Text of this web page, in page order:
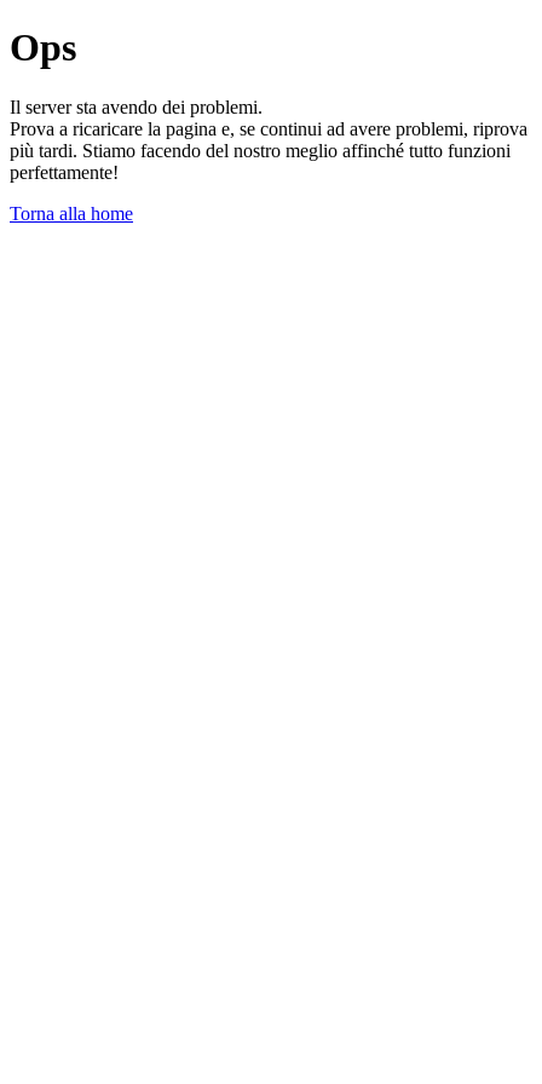
Ops
Il server sta avendo dei problemi.
Prova a ricaricare la pagina e, se continui ad avere problemi, riprova
più tardi. Stiamo facendo del nostro meglio affinché tutto funzioni
perfettamente!
Torna alla home